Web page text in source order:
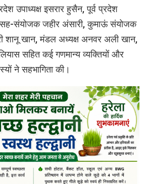
उपाध्यक्ष इसरार हुसैन, पूर्व प्रदेश
सह-संयोजक जहीर अंसारी, कुमाऊं संयोजक
शानू खान, मंडल अध्यक्ष अनवर अली खान,
सहित कई गणमान्य व्यक्तियों और
ने सहभागिता की।